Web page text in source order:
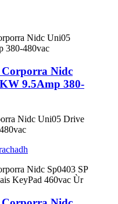
Corporra Nidc
9.5Amp 380-
Nidc Uni05 Drive